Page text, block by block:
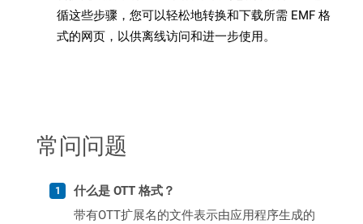
循这些步骤，您可以轻松地转换和下载所需 EMF 格
式的网页，以供离线访问和进一步使用。
常问问题
什么是 OTT 格式？
带有OTT扩展名的文件表示由应用程序生成的